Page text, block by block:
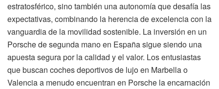
estratosférico, sino también una autonomía que desafía las
expectativas, combinando la herencia de excelencia con la
vanguardia de la movilidad sostenible. La inversión en un
Porsche de segunda mano en España sigue siendo una
apuesta segura por la calidad y el valor. Los entusiastas
que buscan coches deportivos de lujo en Marbella o
Valencia a menudo encuentran en Porsche la encarnación